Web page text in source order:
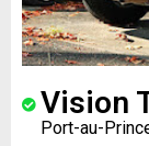
Vision
Port-au-